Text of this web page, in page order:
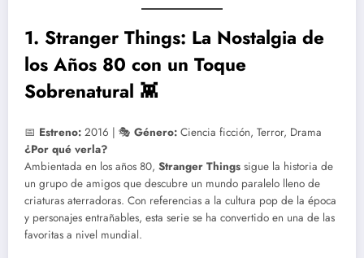
1. Stranger Things: La Nostalgia de
los Años 80 con un Toque
Sobrenatural 👾
📅 Estreno: 2016 | 🎭 Género: Ciencia ficción, Terror, Drama
¿Por qué verla?
Ambientada en los años 80, Stranger Things sigue la historia de
un grupo de amigos que descubre un mundo paralelo lleno de
criaturas aterradoras. Con referencias a la cultura pop de la época
y personajes entrañables, esta serie se ha convertido en una de las
favoritas a nivel mundial.